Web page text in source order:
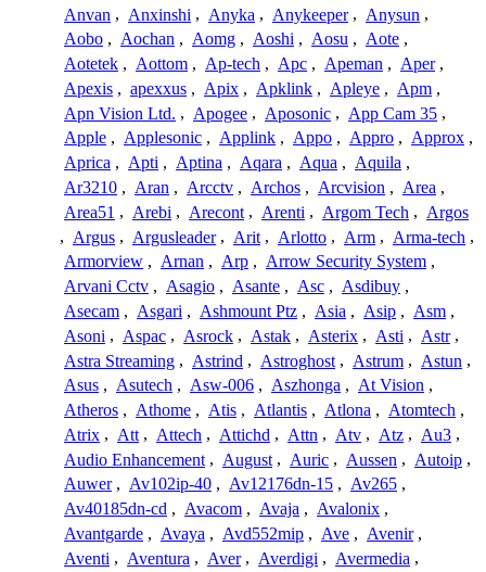
Anvan , Anxinshi , Anyka , Anykeeper , Anysun ,
Aobo , Aochan , Aomg , Aoshi , Aosu , Aote ,
Aotetek , Aottom , Ap-tech , Apc , Apeman , Aper ,
Apexis , apexxus , Apix , Apklink , Apleye , Apm ,
Apn Vision Ltd. , Apogee , Aposonic , App Cam 35 ,
Apple , Applesonic , Applink , Appo , Appro , Approx ,
Aprica , Apti , Aptina , Aqara , Aqua , Aquila ,
Ar3210 , Aran , Arcctv , Archos , Arcvision , Area ,
Area51 , Arebi , Arecont , Arenti , Argom Tech , Argos
, Argus , Argusleader , Arit , Arlotto , Arm , Arma-tech ,
Armorview , Arnan , Arp , Arrow Security System ,
Arvani Cctv , Asagio , Asante , Asc , Asdibuy ,
Asecam , Asgari , Ashmount Ptz , Asia , Asip , Asm ,
Asoni , Aspac , Asrock , Astak , Asterix , Asti , Astr ,
Astra Streaming , Astrind , Astroghost , Astrum , Astun ,
Asus , Asutech , Asw-006 , Aszhonga , At Vision ,
Atheros , Athome , Atis , Atlantis , Atlona , Atomtech ,
Atrix , Att , Attech , Attichd , Attn , Atv , Atz , Au3 ,
Audio Enhancement , August , Auric , Aussen , Autoip ,
Auwer , Av102ip-40 , Av12176dn-15 , Av265 ,
Av40185dn-cd , Avacom , Avaja , Avalonix ,
Avantgarde , Avaya , Avd552mip , Ave , Avenir ,
Aventi , Aventura , Aver , Averdigi , Avermedia ,